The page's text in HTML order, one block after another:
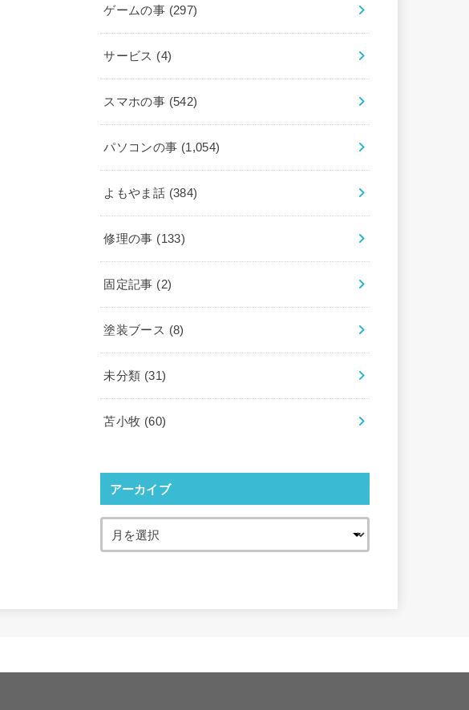
ゲームの事 (297)
サービス (4)
スマホの事 (542)
パソコンの事 (1,054)
よもやま話 (384)
修理の事 (133)
固定記事 (2)
塗装ブース (8)
未分類 (31)
苫小牧 (60)
アーカイブ